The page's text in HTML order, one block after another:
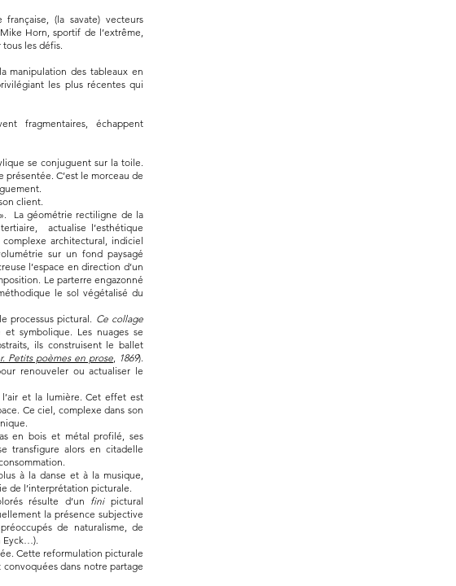
(la savate) vecteurs
Horn, sportif de l’extrême,
les défis.
manipulation des tableaux en
les plus récentes qui
fragmentaires, échappent
se conjuguent sur la toile.
présentée. C’est le morceau de
client.
». La géométrie rectiligne de la
actualise l’esthétique
architectural, indiciel
sur un fond paysagé
l’espace en direction d’un
Le parterre engazonné
le sol végétalisé du
processus pictural. Ce collage
symbolique. Les nuages se
ils construisent le ballet
Petits poèmes en prose, 1869).
renouveler ou actualiser le
et la lumière. Cet effet est
Ce ciel, complexe dans son
en bois et métal profilé, ses
transfigure alors en citadelle
à la danse et à la musique,
de l’interprétation picturale.
résulte d’un finipictural
la présence subjective
de naturalisme, de
Eyck…).
Cette reformulation picturale
dans notre partage